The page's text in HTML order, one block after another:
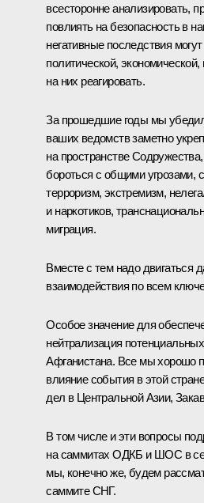
всесторонне анализировать,
повлиять на безопасность в
негативные последствия
политической,
на них реагировать.
За прошедшие годы мы
ваших ведомств заметно
на пространстве
бороться с общими угрозами,
терроризм, экстремизм,
и наркотиков,
миграция.
Вместе с тем надо двигаться
взаимодействия по всем
Особое значение для
нейтрализация
Афганистана. Все мы хорошо
влияние события в этой
дел в Центральной Азии,
В том числе и эти вопросы
на саммитах ОДКБ и ШОС в
мы, конечно же, будем
саммите СНГ.